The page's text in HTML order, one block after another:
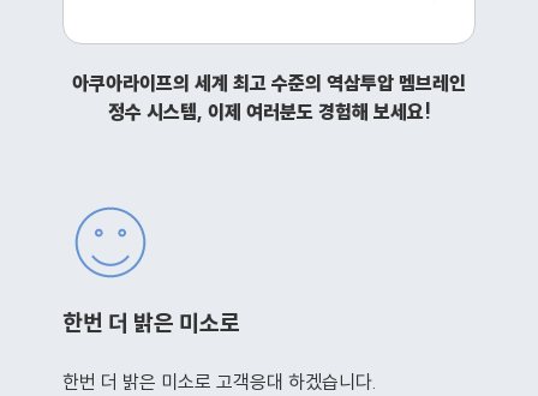
아쿠아라이프의 세계 최고 수준의 역삼투압 멤브레인
정수 시스템, 이제 여러분도 경험해 보세요!
한번 더 밝은 미소로
한번 더 밝은 미소로 고객응대 하겠습니다.